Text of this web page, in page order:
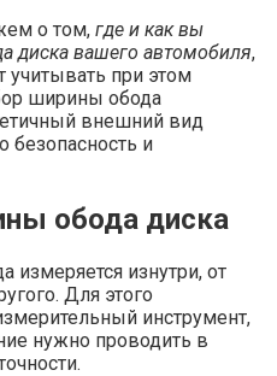
о том, где и как вы
диска вашего автомобиля,
учитывать при этом
ширины обода
внешний вид
безопасность и
обода диска
изнутри, от
Для этого
инструмент,
нужно проводить в